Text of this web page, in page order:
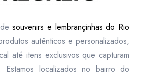
desouvenirs e lembrançinhas do Rio
autênticos e personalizados,
até itens exclusivos que capturam
Estamos localizados no bairro do